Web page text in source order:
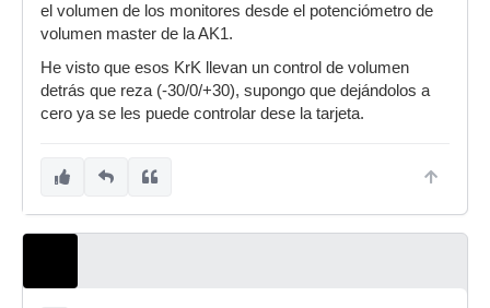
el volumen de los monitores desde el potenciómetro de
volumen master de la AK1.
He visto que esos KrK llevan un control de volumen
detrás que reza (-30/0/+30), supongo que dejándolos a
cero ya se les puede controlar dese la tarjeta.